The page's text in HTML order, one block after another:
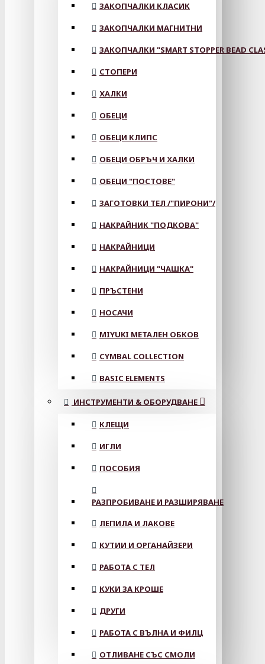
ЗАКОПЧАЛКИ КЛАСИК
ЗАКОПЧАЛКИ МАГНИТНИ
ЗАКОПЧАЛКИ "SMART STOPPER BEAD
СТОПЕРИ
ХАЛКИ
ОБЕЦИ
ОБЕЦИ КЛИПС
ОБЕЦИ ОБРЪЧ И ХАЛКИ
ОБЕЦИ "ПОСТОВЕ"
ЗАГОТОВКИ ТЕЛ /"ПИРОНИ"/
НАКРАЙНИК "ПОДКОВА"
НАКРАЙНИЦИ
НАКРАЙНИЦИ "ЧАШКА"
ПРЪСТЕНИ
НОСАЧИ
MIYUKI МЕТАЛЕН ОБКОВ
CYMBAL COLLECTION
BASIC ELEMENTS
ИНСТРУМЕНТИ & ОБОРУДВАНЕ
КЛЕЩИ
ИГЛИ
ПОСОБИЯ
РАЗПРОБИВАНЕ И РАЗШИРЯВАНЕ
ЛЕПИЛА И ЛАКОВЕ
КУТИИ И ОРГАНАЙЗЕРИ
РАБОТА С ТЕЛ
КУКИ ЗА КРОШЕ
ДРУГИ
РАБОТА С ВЪЛНА И ФИЛЦ
ОТЛИВАНЕ СЪС СМОЛИ